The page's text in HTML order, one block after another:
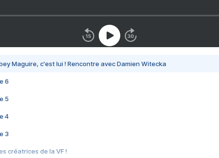
Maguire, c'est lui ! Rencontre avec Damien Witecka
6
5
4
3
créatrices de la VF !